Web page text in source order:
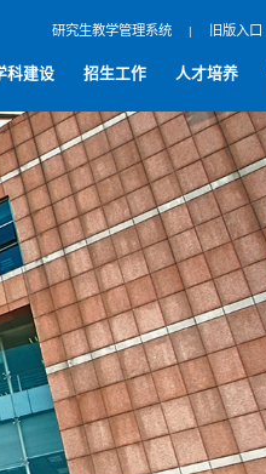
研究生教学管理系统 | 旧版入口
科建设 招生工作 人才培养